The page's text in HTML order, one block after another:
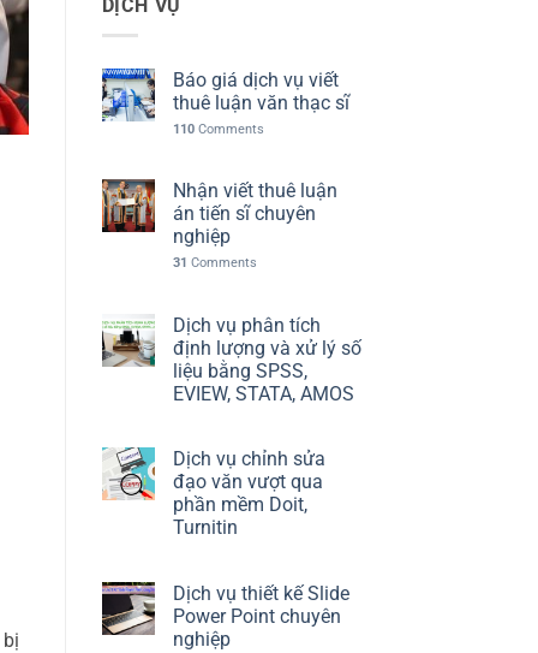
DỊCH VỤ
Báo giá dịch vụ viết
thuê luận văn thạc sĩ
110Comments
Nhận viết thuê luận
án tiến sĩ chuyên
nghiệp
31 Comments
Dịch vụ phân tích
định lượng và xử lý số
liệu bằng SPSS,
EVIEW, STATA, AMOS
Dịch vụ chỉnh sửa
đạo văn vượt qua
phần mềm Doit,
Turnitin
Dịch vụ thiết kế Slide
Power Point chuyên
nghiệp